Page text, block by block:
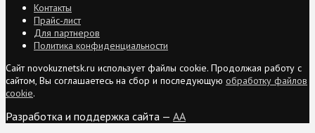
Контакты
Прайс-лист
Для партнеров
Политика конфиденциальности
Сайт novokuznetsk.ru использует файлы cookie. Продолжая работу с
сайтом, Вы соглашаетесь на сбор и последующую обработку файлов
cookie.
Разработка и поддержка сайта — AA